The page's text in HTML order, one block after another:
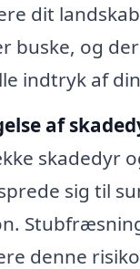
dit
buske, og
indtryk af
af
skadedyr
sig til
denne